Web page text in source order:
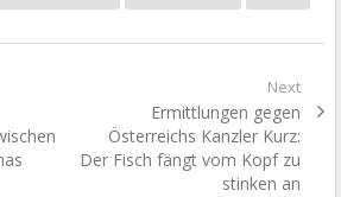
Next
Next
post:
Ermittlungen gegen
Österreichs Kanzler Kurz:
Der Fisch fängt vom Kopf zu
stinken an